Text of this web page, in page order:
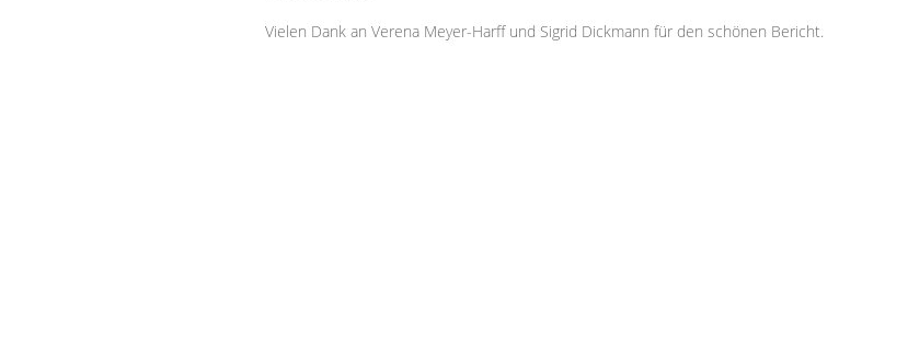
Vielen Dank an Verena Meyer-Harff und Sigrid Dickmann für den schönen Bericht.